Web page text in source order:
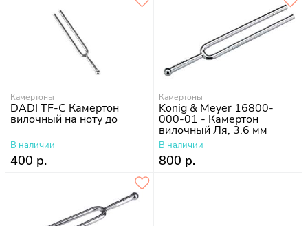
Камертоны
DADI TF-C Камертон
вилочный на ноту до
В наличии
400 р.
Камертоны
Konig & Meyer 16800-
000-01 - Камертон
вилочный Ля, 3.6 мм
В наличии
800 р.